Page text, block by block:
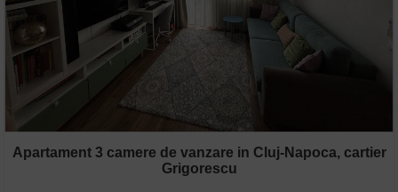
Apartament 3 camere de vanzare in Cluj-Napoca, cartier
Grigorescu